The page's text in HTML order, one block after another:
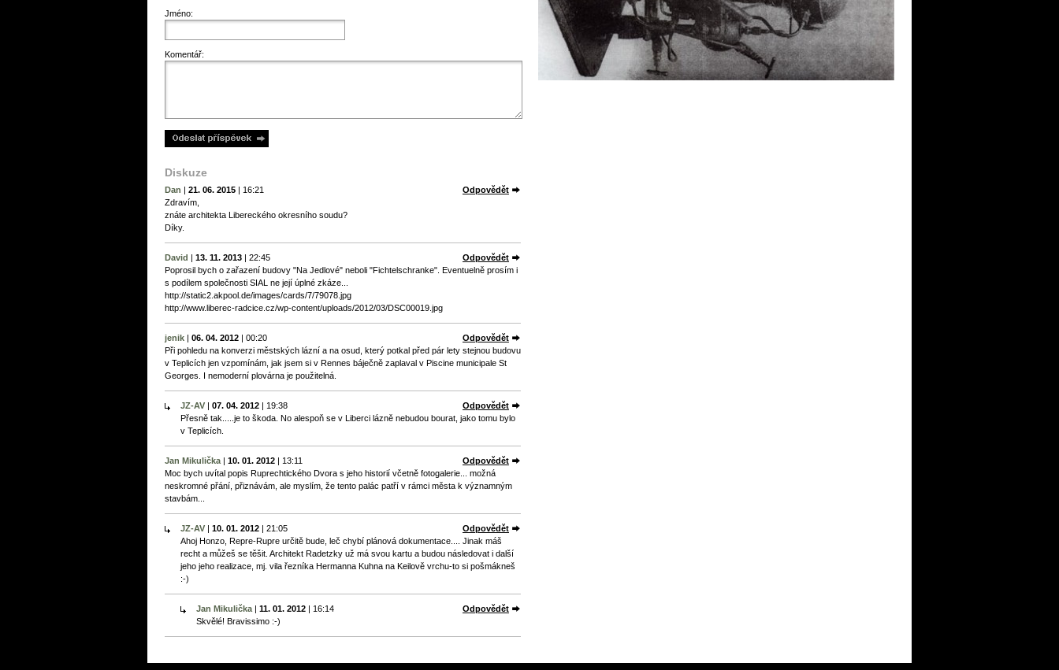
Jméno:
Komentář:
Diskuze
Dan | 21. 06. 2015 | 16:21
Odpovědět
Zdravím,
znáte architekta Libereckého okresního soudu?
Díky.
David | 13. 11. 2013 | 22:45
Odpovědět
Poprosil bych o zařazení budovy "Na Jedlové" neboli "Fichtelschranke". Eventuelně prosím i
s podílem společnosti SIAL ne její úplné zkáze...
http://static2.akpool.de/images/cards/7/79078.jpg
http://www.liberec-radcice.cz/wp-content/uploads/2012/03/DSC00019.jpg
jenik | 06. 04. 2012 | 00:20
Odpovědět
Při pohledu na konverzi městských lázní a na osud, který potkal před pár lety stejnou budovu
v Teplicích jen vzpomínám, jak jsem si v Rennes báječně zaplaval v Piscine municipale St
Georges. I nemoderní plovárna je použitelná.
JZ-AV | 07. 04. 2012 | 19:38
Odpovědět
Přesně tak.....je to škoda. No alespoň se v Liberci lázně nebudou bourat, jako tomu bylo
v Teplicích.
Jan Mikulička | 10. 01. 2012 | 13:11
Odpovědět
Moc bych uvítal popis Ruprechtického Dvora s jeho historií včetně fotogalerie... možná
neskromné přání, přiznávám, ale myslím, že tento palác patří v rámci města k významným
stavbám...
JZ-AV | 10. 01. 2012 | 21:05
Odpovědět
Ahoj Honzo, Repre-Rupre určitě bude, leč chybí plánová dokumentace.... Jinak máš
recht a můžeš se těšit. Architekt Radetzky už má svou kartu a budou následovat i další
jeho jeho realizace, mj. vila řezníka Hermanna Kuhna na Keilově vrchu-to si pošmákneš
:-)
Jan Mikulička | 11. 01. 2012 | 16:14
Odpovědět
Skvělé! Bravissimo :-)